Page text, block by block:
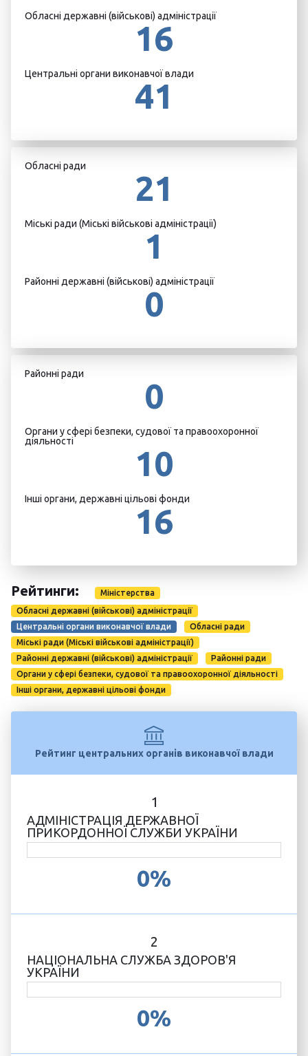
16
Обласні державні (військові) адміністрації
41
Центральні органи виконавчої влади
21
Обласні ради
1
Міські ради (Міські військові адміністрації)
0
Районні державні (військові) адміністрації
0
Районні ради
10
Органи у сфері безпеки, судової та правоохоронної
діяльності
16
Інші органи, державні цільові фонди
Рейтинги:
Міністерства
Обласні державні (військові) адміністрації
Центральні органи виконавчої влади
Обласні ради
Міські ради (Міські військові адміністрації)
Районні державні (військові) адміністрації
Районні ради
Органи у сфері безпеки, судової та правоохоронної діяльності
Інші органи, державні цільові фонди
Рейтинг центральних органів виконавчої влади
1
АДМІНІСТРАЦІЯ ДЕРЖАВНОЇ
ПРИКОРДОННОЇ СЛУЖБИ УКРАЇНИ
0%
2
НАЦІОНАЛЬНА СЛУЖБА ЗДОРОВ'Я
УКРАЇНИ
0%